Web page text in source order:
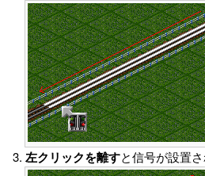
左クリックを離すと信号が設置さ